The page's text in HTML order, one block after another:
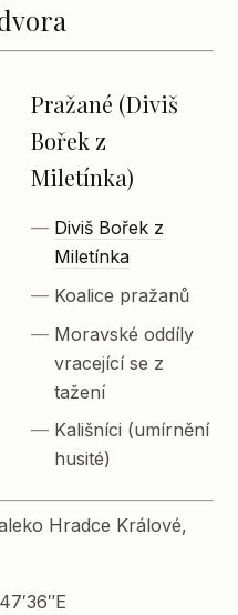
Pražané (Diviš
Bořek z
Miletínka)
Diviš Bořek z
Miletínka
Koalice pražanů
Moravské oddíly
vracející se z
tažení
Kališníci (umírnění
husité)
Hradce Králové,